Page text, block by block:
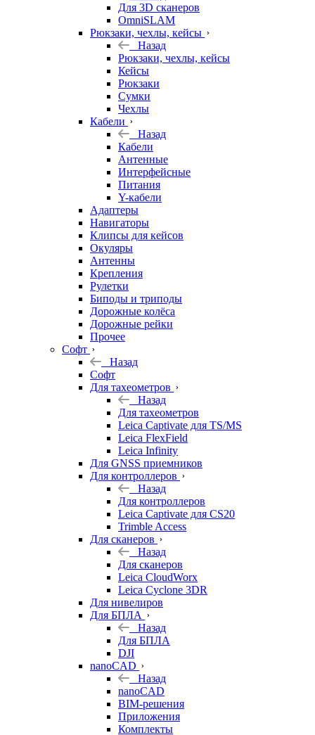
Для 3D сканеров
OmniSLAM
Рюкзаки, чехлы, кейсы
Назад
Рюкзаки, чехлы, кейсы
Кейсы
Рюкзаки
Сумки
Чехлы
Кабели
Назад
Кабели
Антенные
Интерфейсные
Питания
Y-кабели
Адаптеры
Навигаторы
Клипсы для кейсов
Окуляры
Антенны
Крепления
Рулетки
Биподы и триподы
Дорожные колёса
Дорожные рейки
Прочее
Софт
Назад
Софт
Для тахеометров
Назад
Для тахеометров
Leica Captivate для TS/MS
Leica FlexField
Leica Infinity
Для GNSS приемников
Для контроллеров
Назад
Для контроллеров
Leica Captivate для CS20
Trimble Access
Для сканеров
Назад
Для сканеров
Leica CloudWorx
Leica Cyclone 3DR
Для нивелиров
Для БПЛА
Назад
Для БПЛА
DJI
nanoCAD
Назад
nanoCAD
BIM-решения
Приложения
Комплекты